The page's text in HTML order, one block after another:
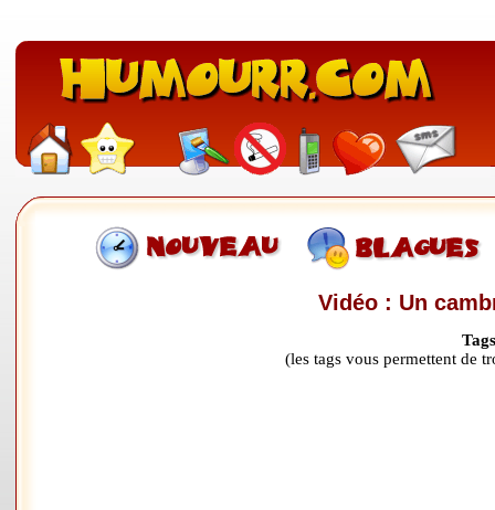
Vidéo : Un
(les tags vous permettent de